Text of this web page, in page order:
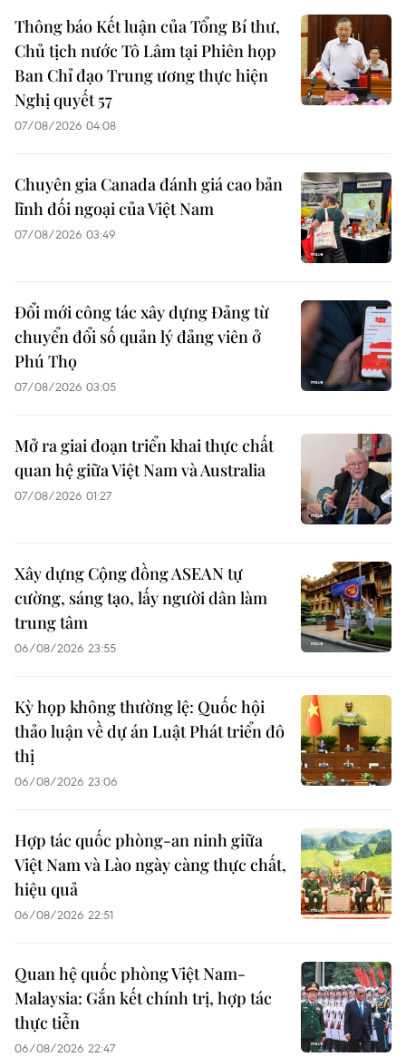
Thông báo Kết luận của Tổng Bí thư,
Chủ tịch nước Tô Lâm tại Phiên họp
Ban Chỉ đạo Trung ương thực hiện
Nghị quyết 57
07/08/2026 04:08
Chuyên gia Canada đánh giá cao bản
lĩnh đối ngoại của Việt Nam
07/08/2026 03:49
Đổi mới công tác xây dựng Đảng từ
chuyển đổi số quản lý đảng viên ở
Phú Thọ
07/08/2026 03:05
Mở ra giai đoạn triển khai thực chất
quan hệ giữa Việt Nam và Australia
07/08/2026 01:27
Xây dựng Cộng đồng ASEAN tự
cường, sáng tạo, lấy người dân làm
trung tâm
06/08/2026 23:55
Kỳ họp không thường lệ: Quốc hội
thảo luận về dự án Luật Phát triển đô
thị
06/08/2026 23:06
Hợp tác quốc phòng-an ninh giữa
Việt Nam và Lào ngày càng thực chất,
hiệu quả
06/08/2026 22:51
Quan hệ quốc phòng Việt Nam-
Malaysia: Gắn kết chính trị, hợp tác
thực tiễn
06/08/2026 22:47